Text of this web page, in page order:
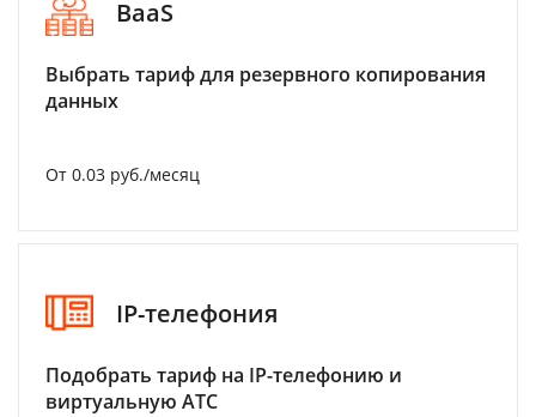
BaaS
Выбрать тариф для резервного копирования
данных
От 0.03 руб./месяц
IP-телефония
Подобрать тариф на IP-телефонию и
виртуальную АТС